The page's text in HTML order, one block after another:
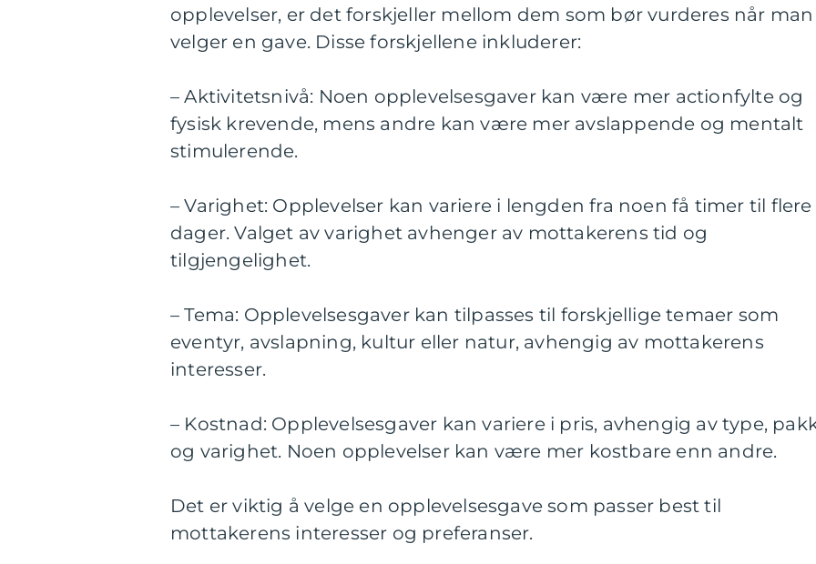
opplevelser, er det forskjeller mellom dem som bør vurderes når man
velger en gave. Disse forskjellene inkluderer:
– Aktivitetsnivå: Noen opplevelsesgaver kan være mer actionfylte og
fysisk krevende, mens andre kan være mer avslappende og mentalt
stimulerende.
– Varighet: Opplevelser kan variere i lengden fra noen få timer til flere
dager. Valget av varighet avhenger av mottakerens tid og
tilgjengelighet.
– Tema: Opplevelsesgaver kan tilpasses til forskjellige temaer som
eventyr, avslapning, kultur eller natur, avhengig av mottakerens
interesser.
– Kostnad: Opplevelsesgaver kan variere i pris, avhengig av type,
og varighet. Noen opplevelser kan være mer kostbare enn andre.
Det er viktig å velge en opplevelsesgave som passer best til
mottakerens interesser og preferanser.